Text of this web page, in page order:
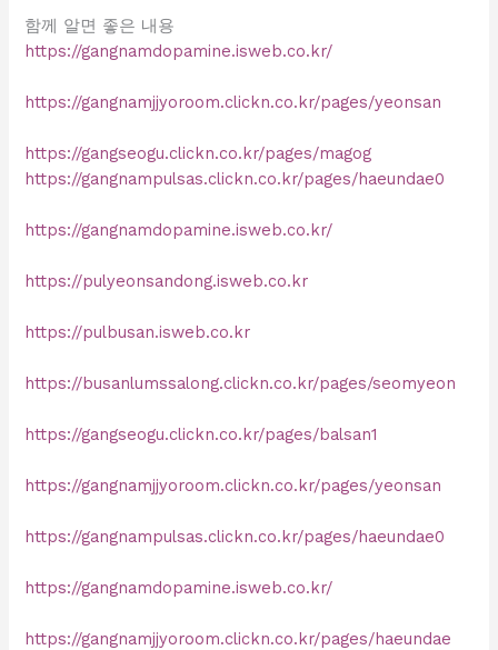
함께 알면 좋은 내용
https://gangnamdopamine.isweb.co.kr/
https://gangnamjjyoroom.clickn.co.kr/pages/yeonsan
https://gangseogu.clickn.co.kr/pages/magog
https://gangnampulsas.clickn.co.kr/pages/haeundae0
https://gangnamdopamine.isweb.co.kr/
https://pulyeonsandong.isweb.co.kr
https://pulbusan.isweb.co.kr
https://busanlumssalong.clickn.co.kr/pages/seomyeon
https://gangseogu.clickn.co.kr/pages/balsan1
https://gangnamjjyoroom.clickn.co.kr/pages/yeonsan
https://gangnampulsas.clickn.co.kr/pages/haeundae0
https://gangnamdopamine.isweb.co.kr/
https://gangnamjjyoroom.clickn.co.kr/pages/haeundae